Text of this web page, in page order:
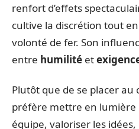
renfort d’effets
cultive la discrétion tout
volonté de fer. Son
entre humilité et
Plutôt que de se placer au
préfère mettre en lumière
équipe, valoriser les